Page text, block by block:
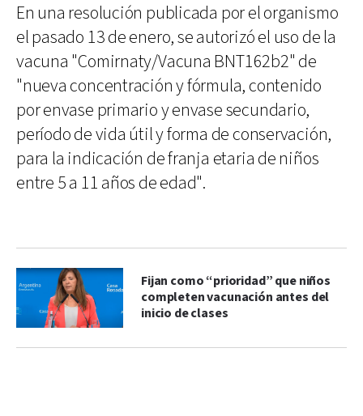
En una resolución publicada por el organismo
el pasado 13 de enero, se autorizó el uso de la
vacuna "Comirnaty/Vacuna BNT162b2" de
"nueva concentración y fórmula, contenido
por envase primario y envase secundario,
período de vida útil y forma de conservación,
para la indicación de franja etaria de niños
entre 5 a 11 años de edad".
Fijan como “prioridad” que niños
completen vacunación antes del
inicio de clases